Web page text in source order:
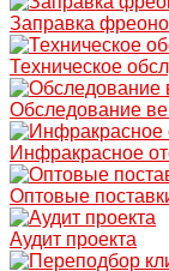
Заправка
Техническое
Обследование
Инфракрасное
Оптовые
Аудит проекта